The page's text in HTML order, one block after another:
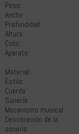
Peso:
Ancho:
Profundidad:
Altura:
Color:
Aparato:
Material:
Estilo:
Cuerda:
Sonería:
Mecanismo musical:
Desconexión de la
sonería: